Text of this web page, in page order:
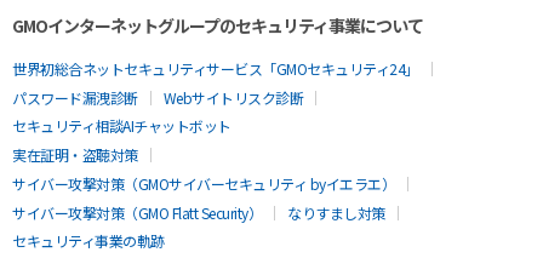
GMOインターネットグループのセキュリティ事業について
世界初総合ネットセキュリティサービス「GMOセキュリティ24」
パスワード漏洩診断
Webサイトリスク診断
セキュリティ相談AIチャットボット
実在証明・盗聴対策
サイバー攻撃対策（GMOサイバーセキュリティ byイエラエ）
サイバー攻撃対策（GMO Flatt Security）
なりすまし対策
セキュリティ事業の軌跡